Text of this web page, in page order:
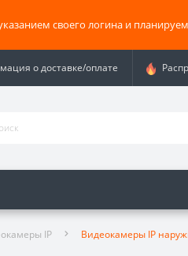
своего логина и
о доставке/оплате
IP Видеокамеры IP